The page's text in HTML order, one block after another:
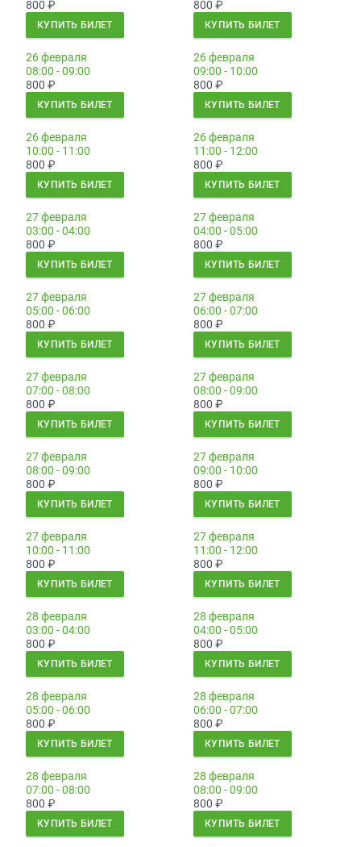
800 ₽
КУПИТЬ БИЛЕТ
800 ₽
КУПИТЬ БИЛЕТ
26 февраля
08:00 - 09:00
800 ₽
КУПИТЬ БИЛЕТ
26 февраля
09:00 - 10:00
800 ₽
КУПИТЬ БИЛЕТ
26 февраля
10:00 - 11:00
800 ₽
КУПИТЬ БИЛЕТ
26 февраля
11:00 - 12:00
800 ₽
КУПИТЬ БИЛЕТ
27 февраля
03:00 - 04:00
800 ₽
КУПИТЬ БИЛЕТ
27 февраля
04:00 - 05:00
800 ₽
КУПИТЬ БИЛЕТ
27 февраля
05:00 - 06:00
800 ₽
КУПИТЬ БИЛЕТ
27 февраля
06:00 - 07:00
800 ₽
КУПИТЬ БИЛЕТ
27 февраля
07:00 - 08:00
800 ₽
КУПИТЬ БИЛЕТ
27 февраля
08:00 - 09:00
800 ₽
КУПИТЬ БИЛЕТ
27 февраля
08:00 - 09:00
800 ₽
КУПИТЬ БИЛЕТ
27 февраля
09:00 - 10:00
800 ₽
КУПИТЬ БИЛЕТ
27 февраля
10:00 - 11:00
800 ₽
КУПИТЬ БИЛЕТ
27 февраля
11:00 - 12:00
800 ₽
КУПИТЬ БИЛЕТ
28 февраля
03:00 - 04:00
800 ₽
КУПИТЬ БИЛЕТ
28 февраля
04:00 - 05:00
800 ₽
КУПИТЬ БИЛЕТ
28 февраля
05:00 - 06:00
800 ₽
КУПИТЬ БИЛЕТ
28 февраля
06:00 - 07:00
800 ₽
КУПИТЬ БИЛЕТ
28 февраля
07:00 - 08:00
800 ₽
КУПИТЬ БИЛЕТ
28 февраля
08:00 - 09:00
800 ₽
КУПИТЬ БИЛЕТ